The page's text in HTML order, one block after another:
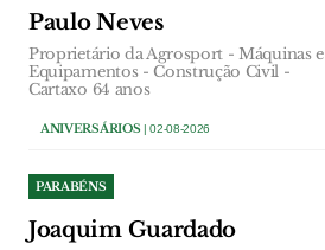
Paulo Neves
Proprietário da Agrosport - Máquinas e
Equipamentos - Construção Civil -
Cartaxo 64 anos
ANIVERSÁRIOS| 02-08-2026
PARABÉNS
Joaquim Guardado